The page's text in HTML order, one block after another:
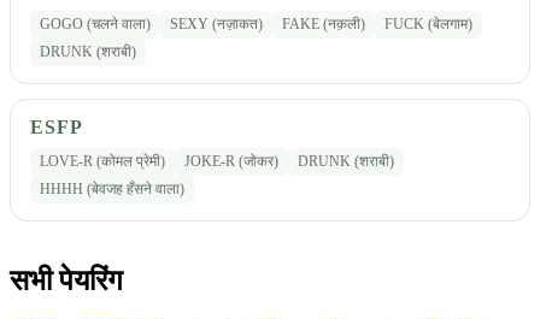
GOGO (चलने वाला) SEXY (नज़ाकत) FAKE (नक़ली)
FUCK (बेलगाम)
DRUNK (शराबी)
ESFP
LOVE-R (कोमल प्रेमी) JOKE-R (जोकर)
DRUNK (शराबी)
HHHH (बेवजह हँसने वाला)
सभी पेयरिंग